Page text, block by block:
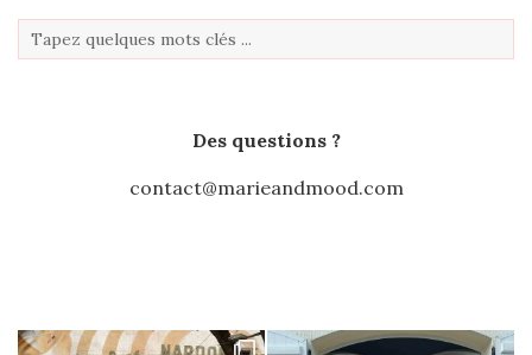
Des questions ?
contact@marieandmood.com